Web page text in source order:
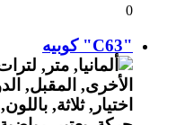
0
"C63" كوبيه